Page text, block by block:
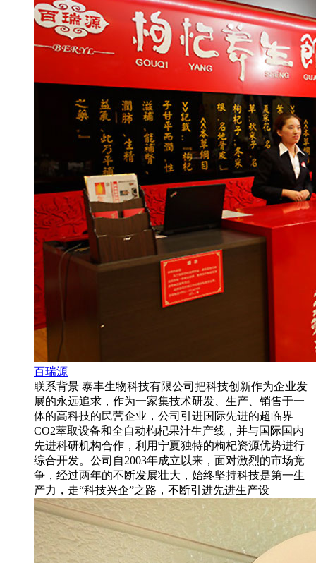
百瑞源
联系背景 泰丰生物科技有限公司把科技创新作为企业发
展的永远追求，作为一家集技术研发、生产、销售于一
体的高科技的民营企业，公司引进国际先进的超临界
CO2萃取设备和全自动枸杞果汁生产线，并与国际国内
先进科研机构合作，利用宁夏独特的枸杞资源优势进行
综合开发。公司自2003年成立以来，面对激烈的市场竞
争，经过两年的不断发展壮大，始终坚持科技是第一生
产力，走“科技兴企”之路，不断引进先进生产设